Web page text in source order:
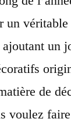
un
ajoutant un
de
voulez